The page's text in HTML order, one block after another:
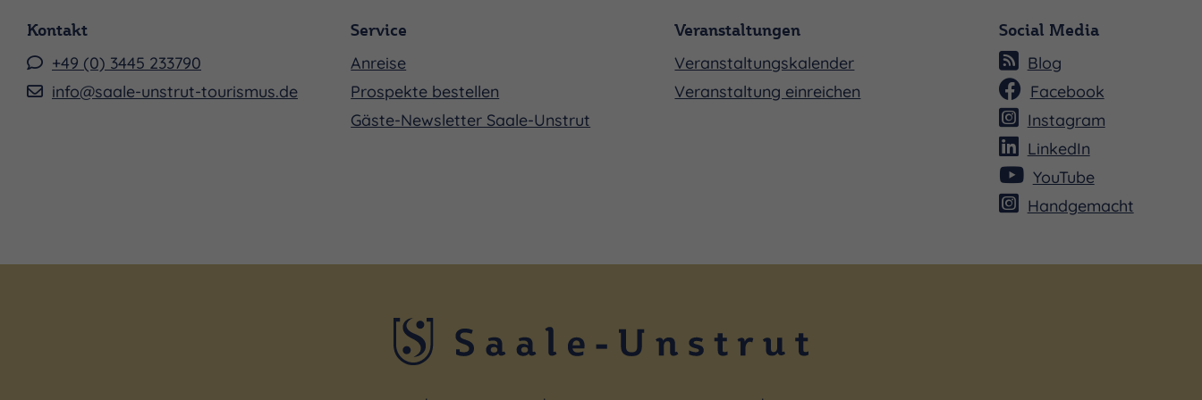
Kontakt
+49 (0) 3445 233790
info@saale-unstrut-tourismus.de
Service
Anreise
Prospekte bestellen
Gäste-Newsletter Saale-Unstrut
Veranstaltungen
Veranstaltungskalender
Veranstaltung einreichen
Social Media
Blog
Facebook
Instagram
LinkedIn
YouTube
Handgemacht